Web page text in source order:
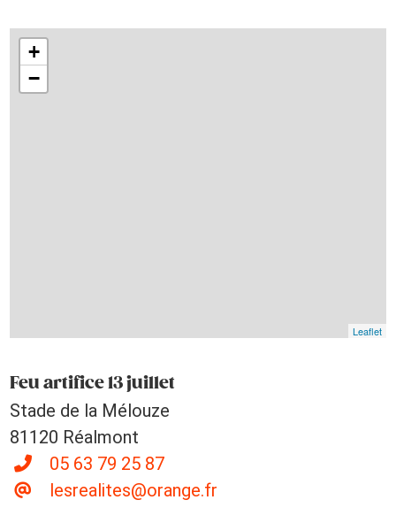
+
−
Leaflet
Feu artifice 13 juillet
Stade de la Mélouze
81120 Réalmont
05 63 79 25 87
lesrealites@orange.fr